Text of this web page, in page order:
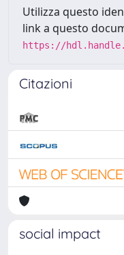
Utilizza questo
link a questo
https://
Citazioni
social impact